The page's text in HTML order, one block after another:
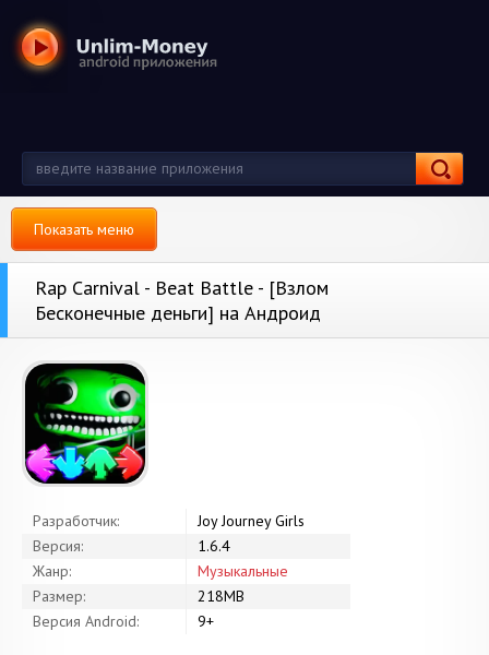
Показать меню
Rap Carnival - Beat Battle - [Взлом
Бесконечные деньги] на Андроид
Разработчик:
Joy Journey Girls
Версия:
1.6.4
Жанр:
Музыкальные
Размер:
218MB
Версия Android:
9+